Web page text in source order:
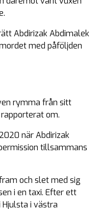
Abdirizak Abdimalek
med påföljden
rymma från sitt
om.
när Abdirizak
tillsammans
och slet med sig
i en taxi. Efter ett
i västra